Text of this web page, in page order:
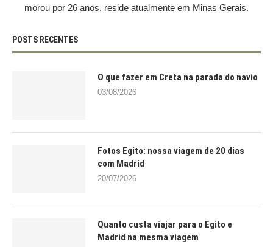
morou por 26 anos, reside atualmente em Minas Gerais.
POSTS RECENTES
O que fazer em Creta na parada do navio
03/08/2026
Fotos Egito: nossa viagem de 20 dias
com Madrid
20/07/2026
Quanto custa viajar para o Egito e
Madrid na mesma viagem